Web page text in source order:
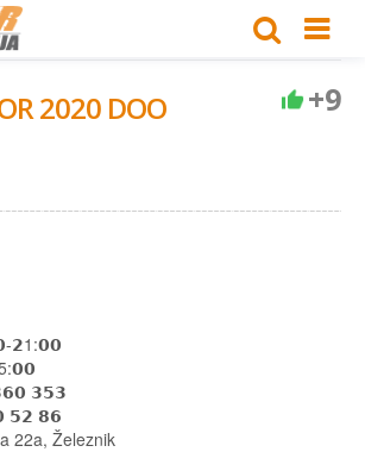
2020 DOO +9
𝟮1:𝟬𝟬
𝟯𝟱𝟯
𝟱𝟮 𝟴𝟲
22a, Železnik